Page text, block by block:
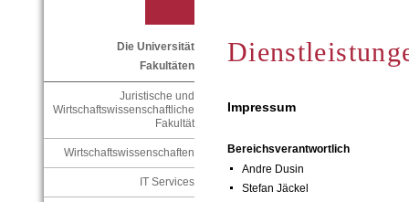
Die Universität
Fakultäten
Juristische und
Wirtschaftswissenschaftliche
Fakultät
Wirtschaftswissenschaften
IT Services
Impressum
Bereichsverantwortlich
Andre Dusin
Stefan Jäckel